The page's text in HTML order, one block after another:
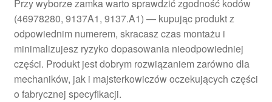
Przy wyborze zamka warto sprawdzić zgodność kodów
(46978280, 9137A1, 9137.A1) — kupując produkt z
odpowiednim numerem, skracasz czas montażu i
minimalizujesz ryzyko dopasowania nieodpowiedniej
części. Produkt jest dobrym rozwiązaniem zarówno dla
mechaników, jak i majsterkowiczów oczekujących części
o fabrycznej specyfikacji.